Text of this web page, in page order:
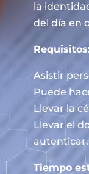
la
del día en
Asistir
Puede
Llevar la
Llevar el
autenticar.
Tiempo